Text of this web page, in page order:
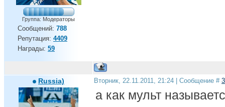
Группа: Модераторы
Сообщений: 788
Репутация: 4409
Награды: 59
Russia) Вторник, 22.11.2011, 21:24 | Сообщение #
а как мульт